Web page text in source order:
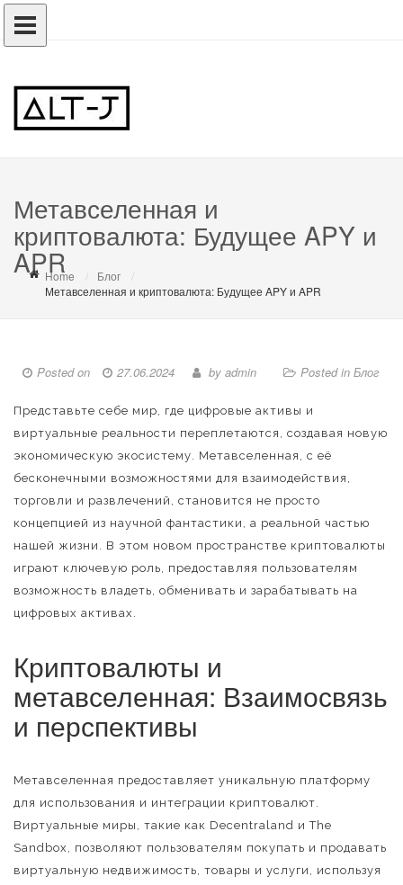
Метавселенная и
криптовалюта: Будущее APY и
APR
Home
Блог
Метавселенная и криптовалюта: Будущее APY и APR
Posted on 27.06.2024 by admin Posted in Блог
Представьте себе мир, где цифровые активы и
виртуальные реальности переплетаются, создавая новую
экономическую экосистему. Метавселенная, с её
бесконечными возможностями для взаимодействия,
торговли и развлечений, становится не просто
концепцией из научной фантастики, а реальной частью
нашей жизни. В этом новом пространстве криптовалюты
играют ключевую роль, предоставляя пользователям
возможность владеть, обменивать и зарабатывать на
цифровых активах.
Криптовалюты и
метавселенная: Взаимосвязь
и перспективы
Метавселенная предоставляет уникальную платформу
для использования и интеграции криптовалют.
Виртуальные миры, такие как Decentraland и The
Sandbox, позволяют пользователям покупать и продавать
виртуальную недвижимость, товары и услуги, используя